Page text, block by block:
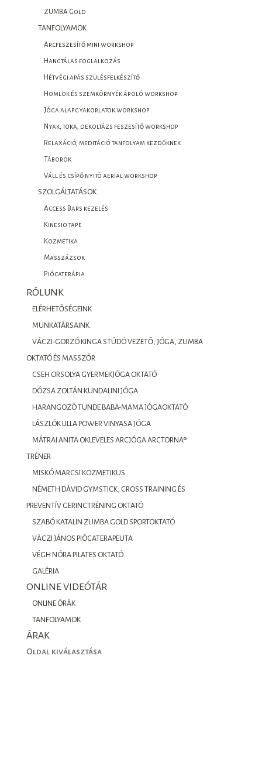
ZUMBA Gold
TANFOLYAMOK
Arcfeszesítő mini workshop
Hangtálas foglalkozás
Hétvégi apás szülésfelkészítő
Homlok és szemkörnyék ápoló workshop
Jóga alapgyakorlatok workshop
Nyak, toka, dekoltázs feszesítő workshop
Relaxáció, meditáció tanfolyam kezdőknek
Táborok
Váll és csípő nyitó aerial workshop
SZOLGÁLTATÁSOK
Access Bars kezelés
Kinesio tape
Kozmetika
Masszázsok
Piócaterápia
RÓLUNK
ELÉRHETŐSÉGEINK
MUNKATÁRSAINK
VÁCZI-GORZÓ KINGA STÚDÓ VEZETŐ, JÓGA, ZUMBA
OKTATÓ ÉS MASSZŐR
CSEH ORSOLYA GYERMEKJÓGA OKTATÓ
DÓZSA ZOLTÁN KUNDALINI JÓGA
HARANGOZÓ TÜNDE BABA-MAMA JÓGAOKTATÓ
LÁSZLÓK LILLA POWER VINYASA JÓGA
MÁTRAI ANITA OKLEVELES ARCJÓGA ARCTORNA®
TRÉNER
MISKÓ MARCSI KOZMETIKUS
NÉMETH DÁVID GYMSTICK, CROSS TRAINING ÉS
PREVENTÍV GERINCTRÉNING OKTATÓ
SZABÓ KATALIN ZUMBA GOLD SPORTOKTATÓ
VÁCZI JÁNOS PIÓCATERAPEUTA
VÉGH NÓRA PILATES OKTATÓ
GALÉRIA
ONLINE VIDEÓTÁR
ONLINE ÓRÁK
TANFOLYAMOK
ÁRAK
Oldal kiválasztása